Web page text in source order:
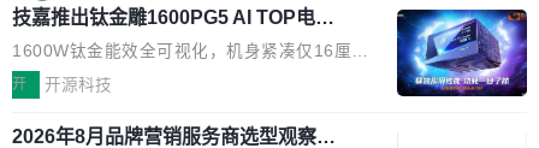
问得好。 因为我自己也是从用户变成开发者的。
现有产品的天花板 我用过不少 AI 浏览器插件。
刚开始觉得都挺好——选中一段文字，弹出解
要。但用久了你会发现，它们本质上都是同一类
技嘉推出钛金雕1600PG5 AI TOP电
源：为发烧级主机与本地AI算力打造旗
舰供电方案
1600W钛金能效全可视化，机身紧凑仅16厘米
继2026台北电脑展首度亮相后，技嘉科技近日正
电源专为发烧级DIY主机与本地AI算力平台打
开 开源科技
2026年8月品牌营销服务商选型观察：